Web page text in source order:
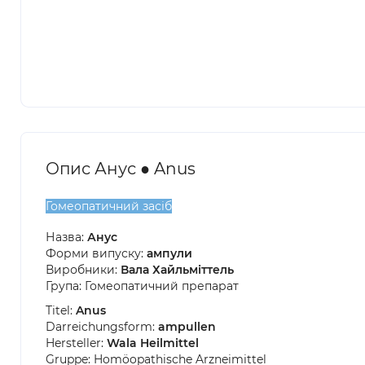
Опис Анус ● Anus
Гомеопатичний засіб
Назва: Анус
Форми випуску: ампули
Виробники: Вала Хайльміттель
Група: Гомеопатичний препарат
Titel: Anus
Darreichungsform: ampullen
Hersteller: Wala Heilmittel
Gruppe: Homöopathische Arzneimittel